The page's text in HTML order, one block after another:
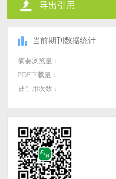
导出引用
当前期刊数据统计
摘要浏览量：
PDF下载量：
被引用次数：